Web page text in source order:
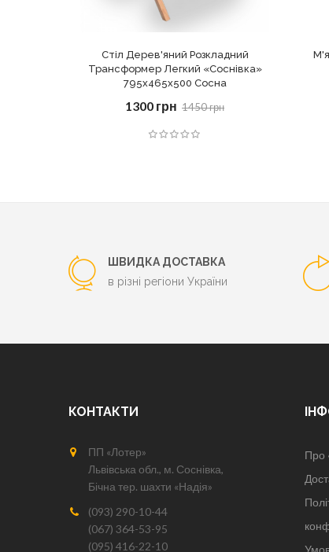
Стіл Дерев'яний Розкладний
Трансформер Легкий «Соснівка»
795х465х500 Сосна
1300 грн 1450 грн
ШВИДКА ДОСТАВКА
в різні регіони України
КОНТАКТИ
ПП «Лотер»
Львівська обл., м. Соснівка,
Бічна тер. шахти «Надія»
(093) 290-10-44
(067) 364-53-95
(095) 416-22-10
Про